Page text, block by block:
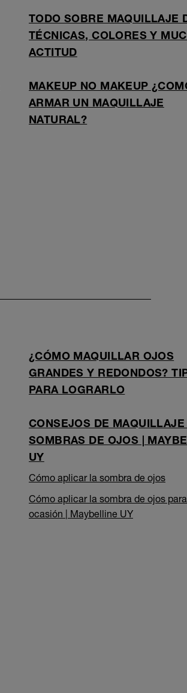
TODO SOBRE MAQUILLAJE
TÉCNICAS, COLORES Y
ACTITUD
MAKEUP NO MAKEUP
ARMAR UN MAQUILLAJE
NATURAL?
¿CÓMO MAQUILLAR OJOS
GRANDES Y REDONDOS?
PARA LOGRARLO
CONSEJOS DE MAQUILLAJE
SOMBRAS DE OJOS |
UY
Cómo aplicar la sombra de ojos
Cómo aplicar la sombra de ojos
ocasión | Maybelline UY